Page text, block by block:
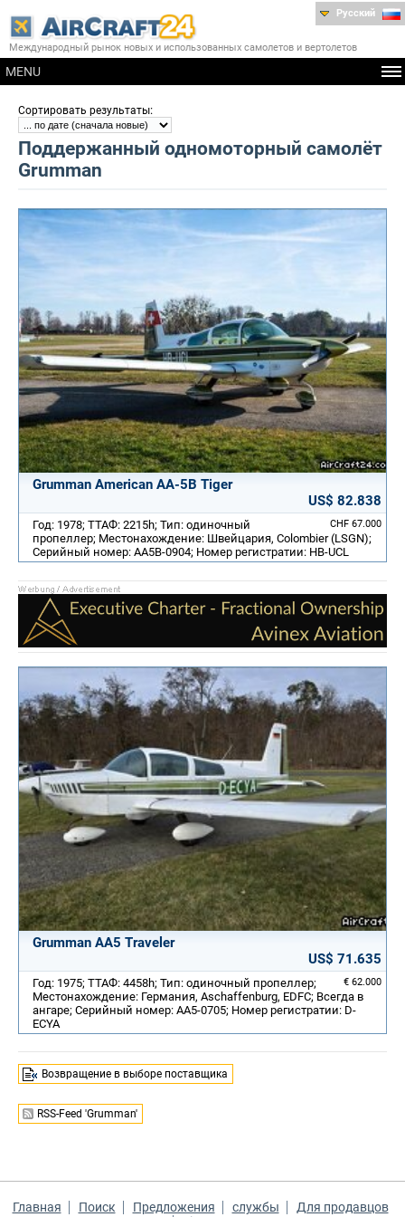
Международный рынок новых и использованных самолетов и вертолетов
MENU
Русский
Сортировать результаты:
Поддержанный одномоторный самолёт
Grumman
Grumman American AA-5B Tiger
US$ 82.838
CHF 67.000
Год: 1978; ТТАФ: 2215h; Тип: одиночный
пропеллер; Местонахождение: Швейцария, Colombier (LSGN);
Серийный номер: AA5B-0904; Номер регистратии: HB-UCL
Grumman AA5 Traveler
US$ 71.635
€ 62.000
Год: 1975; ТТАФ: 4458h; Тип: одиночный пропеллер;
Местонахождение: Германия, Aschaffenburg, EDFC; Всегда в
ангаре; Серийный номер: AA5-0705; Номер регистратии: D-
ECYA
Возвращение в выборе поставщика
RSS-Feed 'Grumman'
Главная Поиск Предложения службы
Для продавцов